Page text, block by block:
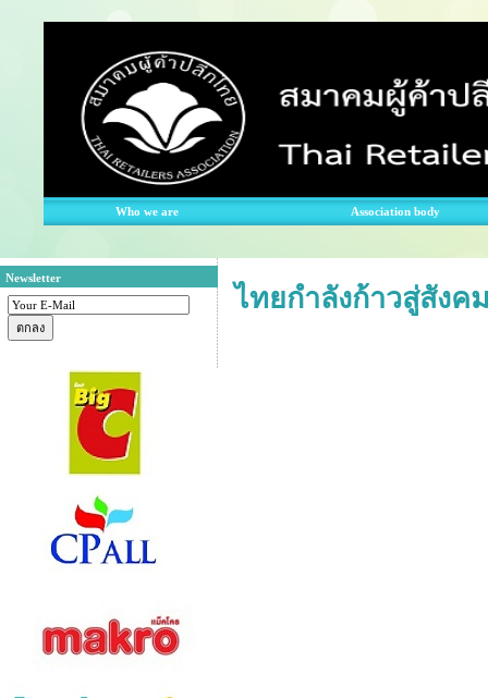
Who we are Association body
Newsletter
ไทยกำลังก้าวสู่สังค